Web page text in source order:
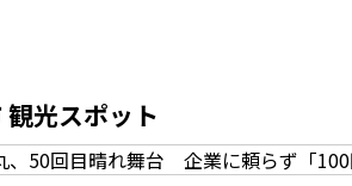
観光スポット
、50回目晴れ舞台 企業に頼らず「